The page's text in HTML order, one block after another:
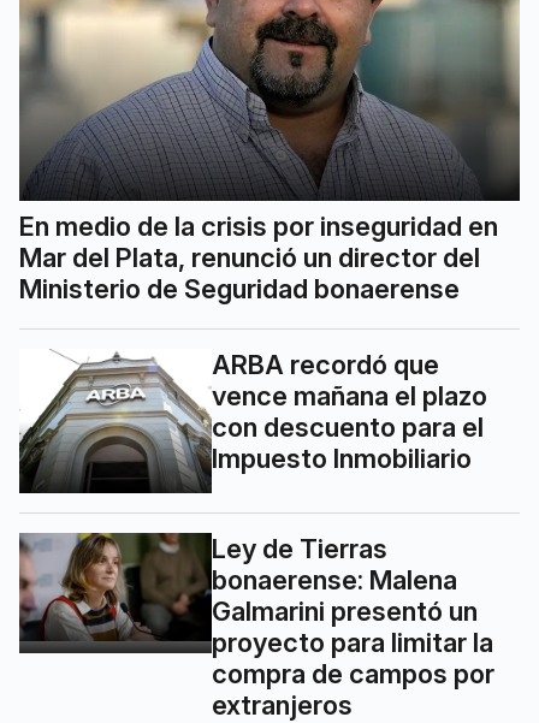
En medio de la crisis por inseguridad en
Mar del Plata, renunció un director del
Ministerio de Seguridad bonaerense
ARBA recordó que
vence mañana el plazo
con descuento para el
Impuesto Inmobiliario
Ley de Tierras
bonaerense: Malena
Galmarini presentó un
proyecto para limitar la
compra de campos por
extranjeros